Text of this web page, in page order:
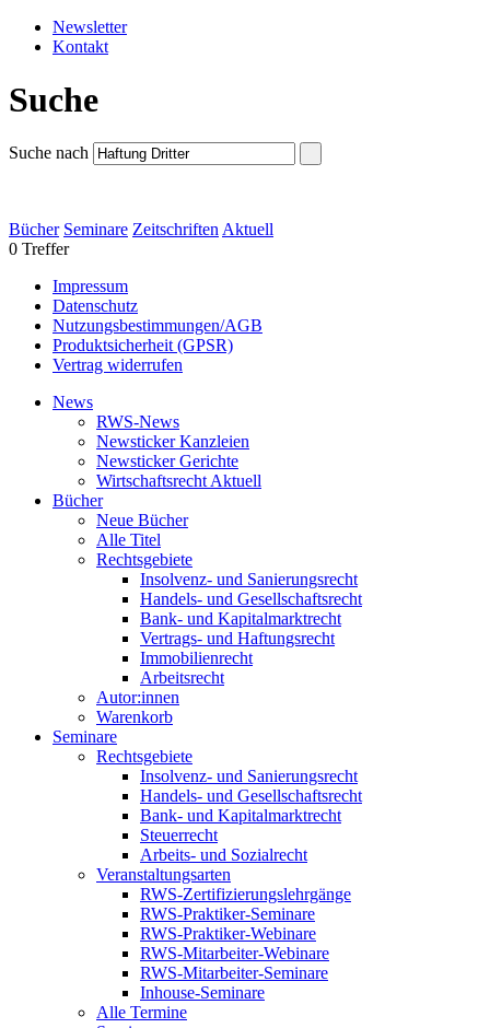
Newsletter
Kontakt
Suche
Suche nach
Bücher Seminare ZeitschriftenAktuell
0 Treffer
Impressum
Datenschutz
Nutzungsbestimmungen/AGB
Produktsicherheit (GPSR)
Vertrag widerrufen
News
RWS-News
Newsticker Kanzleien
Newsticker Gerichte
Wirtschaftsrecht Aktuell
Bücher
Neue Bücher
Alle Titel
Rechtsgebiete
Insolvenz- und Sanierungsrecht
Handels- und Gesellschaftsrecht
Bank- und Kapitalmarktrecht
Vertrags- und Haftungsrecht
Immobilienrecht
Arbeitsrecht
Autor:innen
Warenkorb
Seminare
Rechtsgebiete
Insolvenz- und Sanierungsrecht
Handels- und Gesellschaftsrecht
Bank- und Kapitalmarktrecht
Steuerrecht
Arbeits- und Sozialrecht
Veranstaltungsarten
RWS-Zertifizierungslehrgänge
RWS-Praktiker-Seminare
RWS-Praktiker-Webinare
RWS-Mitarbeiter-Webinare
RWS-Mitarbeiter-Seminare
Inhouse-Seminare
Alle Termine